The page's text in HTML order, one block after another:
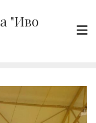
"Иво